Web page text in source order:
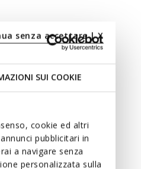
SUI COOKIE
cookie ed altri
pubblicitari in
a navigare senza
personalizzata sulla
senza accettare | X